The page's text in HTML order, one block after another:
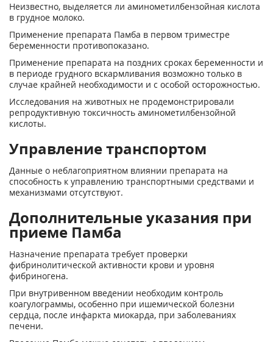
Неизвестно, выделяется ли аминометилбензойная кислота
в грудное молоко.
Применение препарата Памба в первом триместре
беременности противопоказано.
Применение препарата на поздних сроках беременности и
в периоде грудного вскармливания возможно только в
случае крайней необходимости и с особой осторожностью.
Исследования на животных не продемонстрировали
репродуктивную токсичность аминометилбензойной
кислоты.
Управление транспортом
Данные о неблагоприятном влиянии препарата на
способность к управлению транспортными средствами и
механизмами отсутствуют.
Дополнительные указания при
приеме Памба
Назначение препарата требует проверки
фибринолитической активности крови и уровня
фибриногена.
При внутривенном введении необходим контроль
коагулограммы, особенно при ишемической болезни
сердца, после инфаркта миокарда, при заболеваниях
печени.